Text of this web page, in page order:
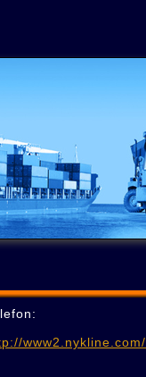
www2.nykline.com/